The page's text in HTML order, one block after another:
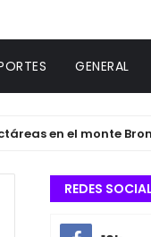
GENERAL
el monte Bromo;
REDES